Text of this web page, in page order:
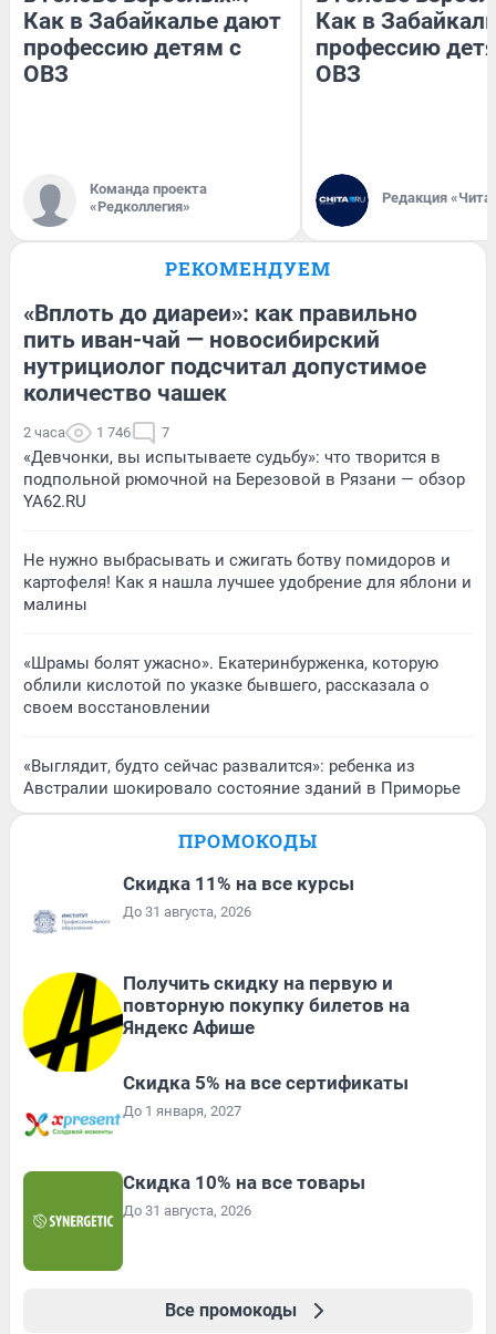
Как в Забайкалье дают
профессию детям с
ОВЗ
Команда проекта
«Редколлегия»
Как в
профессию
ОВЗ
Редакция
РЕКОМЕНДУЕМ
«Вплоть до диареи»: как правильно
пить иван-чай — новосибирский
нутрициолог подсчитал допустимое
количество чашек
2 часа 1 746 7
«Девчонки, вы испытываете судьбу»: что творится в
подпольной рюмочной на Березовой в Рязани — обзор
YA62.RU
Не нужно выбрасывать и сжигать ботву помидоров и
картофеля! Как я нашла лучшее удобрение для яблони и
малины
«Шрамы болят ужасно». Екатеринбурженка, которую
облили кислотой по указке бывшего, рассказала о
своем восстановлении
«Выглядит, будто сейчас развалится»: ребенка из
Австралии шокировало состояние зданий в Приморье
ПРОМОКОДЫ
Скидка 11% на все курсы
До 31 августа, 2026
Получить скидку на первую и
повторную покупку билетов на
Яндекс Афише
Скидка 5% на все сертификаты
До 1 января, 2027
Скидка 10% на все товары
До 31 августа, 2026
Все промокоды